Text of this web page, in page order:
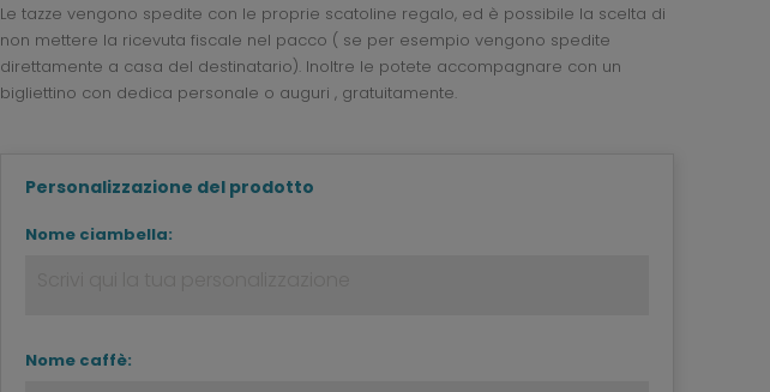
Le tazze vengono spedite con le proprie scatoline regalo, ed è possibile la scelta di
non mettere la ricevuta fiscale nel pacco ( se per esempio vengono spedite
direttamente a casa del destinatario). Inoltre le potete accompagnare con un
bigliettino con dedica personale o auguri , gratuitamente.
Personalizzazione del prodotto
Nome ciambella:
Nome caffè: